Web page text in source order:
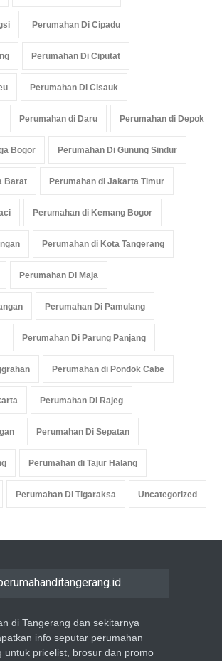
Perumahan Di Cipadu
Perumahan Di Ciputat
Perumahan Di Cisauk
Perumahan di Daru Perumahan di Depok
Bogor Perumahan Di Gunung Sindur
Barat Perumahan di Jakarta Timur
Perumahan di Kemang Bogor
Perumahan di Kota Tangerang
Perumahan Di Maja
Perumahan Di Pamulang
Perumahan Di Parung Panjang
Perumahan di Pondok Cabe
Perumahan Di Rajeg
Perumahan Di Sepatan
Perumahan di Tajur Halang
Perumahan Di Tigaraksa Uncategorized
di Tangerang dan sekitarnya
info seputar perumahan
untuk pricelist, brosur dan promo